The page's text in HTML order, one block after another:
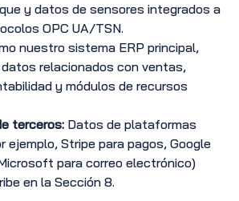
y datos de sensores integrados a
OPC UA/TSN.
nuestro sistema ERP principal,
relacionados con ventas,
y módulos de recursos
terceros: Datos de plataformas
ejemplo, Stripe para pagos, Google
para correo electrónico)
en la Sección 8.